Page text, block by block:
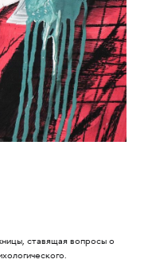
ставящая вопросы о